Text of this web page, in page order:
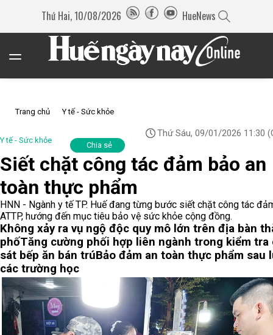
Thứ Hai, 10/08/2026 HueNews
Trang chủ Y tế - Sức khỏe
Y tế - Sức khỏe
Thứ Sáu, 09/01/2026 11:30
Chia sẻ
Siết chặt công tác đảm bảo an
toàn thực phẩm
HNN - Ngành y tế TP. Huế đang từng bước siết chặt công tác
ATTP, hướng đến mục tiêu bảo vệ sức khỏe cộng đồng.
Không xảy ra vụ ngộ độc quy mô lớn trên địa bàn
phốTăng cường phối hợp liên ngành trong kiểm tra
sát bếp ăn bán trúBảo đảm an toàn thực phẩm sau
các trường học